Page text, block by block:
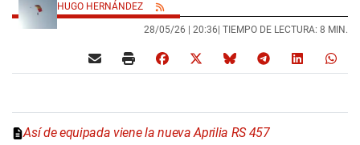
HUGO HERNÁNDEZ
28/05/26 | 20:36 | TIEMPO DE LECTURA: 8 MIN.
Así de equipada viene la nueva Aprilia RS 457